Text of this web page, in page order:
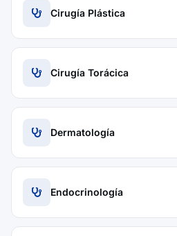
Cirugía Plástica
Cirugía Torácica
Dermatología
Endocrinología